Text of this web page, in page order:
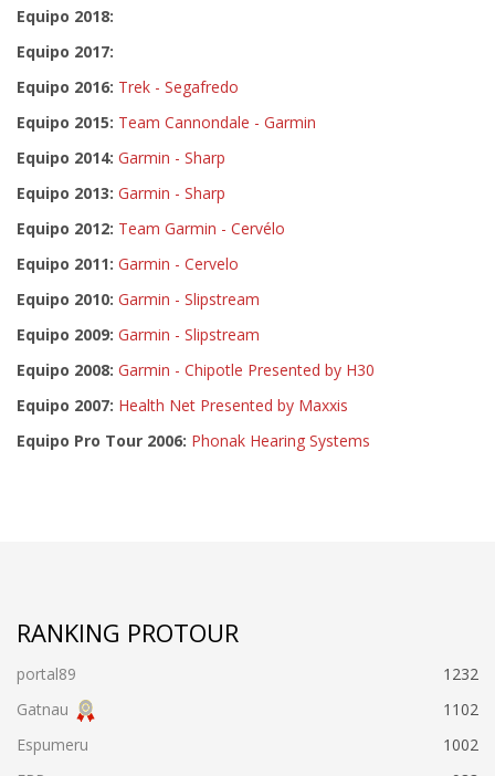
Equipo 2018:
Equipo 2017:
Equipo 2016: Trek - Segafredo
Equipo 2015: Team Cannondale - Garmin
Equipo 2014: Garmin - Sharp
Equipo 2013: Garmin - Sharp
Equipo 2012: Team Garmin - Cervélo
Equipo 2011: Garmin - Cervelo
Equipo 2010: Garmin - Slipstream
Equipo 2009: Garmin - Slipstream
Equipo 2008: Garmin - Chipotle Presented by H30
Equipo 2007: Health Net Presented by Maxxis
Equipo Pro Tour 2006: Phonak Hearing Systems
RANKING PROTOUR
portal89
1232
Gatnau
1102
Espumeru
1002